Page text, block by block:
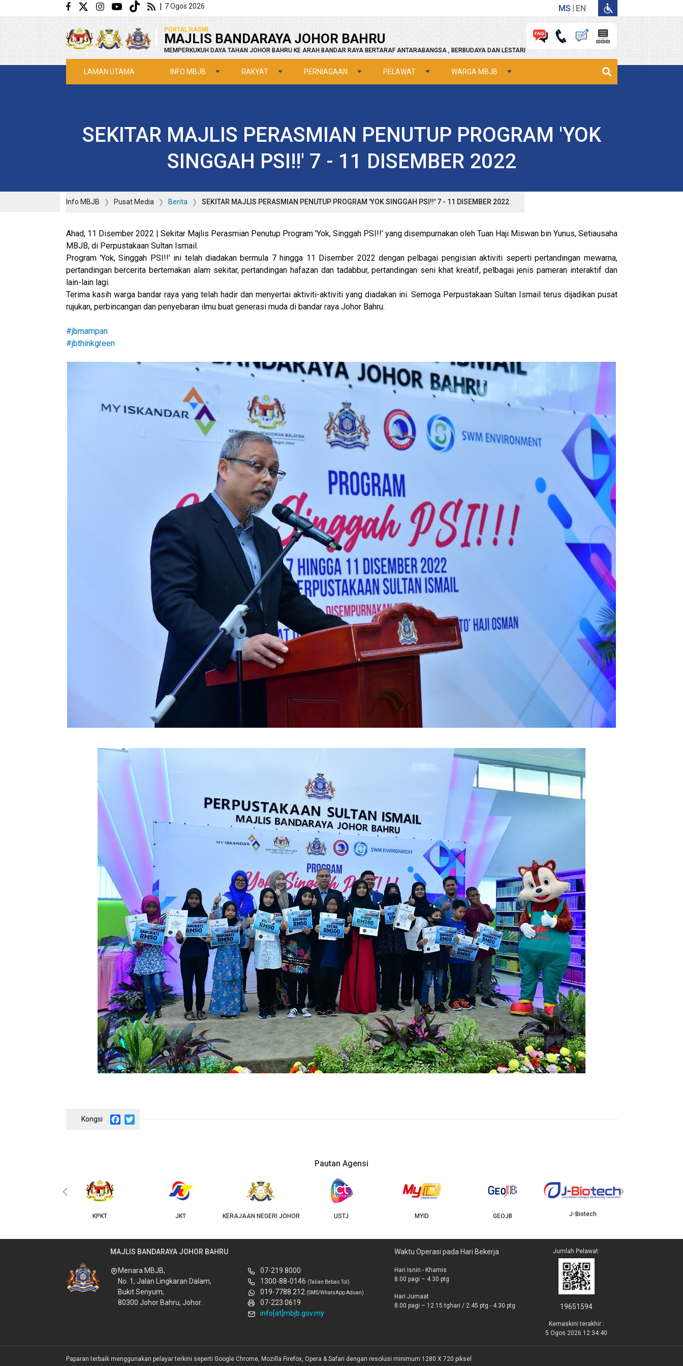
Langkau ke kandungan utama | 7 Ogos 2026 MS EN
PORTAL RASMI
MAJLIS BANDARAYA JOHOR BAHRU
MEMPERKUKUH DAYA TAHAN JOHOR BAHRU KE ARAH BANDAR RAYA BERTARAF ANTARABANGSA , BERBUDAYA DAN LESTARI
LAMAN UTAMA INFO MBJB RAKYAT PERNIAGAAN PELAWAT WARGA MBJB
SEKITAR MAJLIS PERASMIAN PENUTUP PROGRAM 'YOK
SINGGAH PSI!!' 7 - 11 DISEMBER 2022
Info MBJB Pusat Media Berita SEKITAR MAJLIS PERASMIAN PENUTUP PROGRAM 'YOK SINGGAH PSI!!' 7 - 11 DISEMBER 2022
Ahad, 11 Disember 2022 | Sekitar Majlis Perasmian Penutup Program 'Yok, Singgah PSI!!' yang disempurnakan oleh Tuan Haji Miswan bin Yunus, Setiausaha
MBJB, di Perpustakaan Sultan Ismail.
Program 'Yok, Singgah PSI!!' ini telah diadakan bermula 7 hingga 11 Disember 2022 dengan pelbagai pengisian aktiviti seperti pertandingan mewarna,
pertandingan bercerita bertemakan alam sekitar, pertandingan hafazan dan tadabbur, pertandingan seni khat kreatif, pelbagai jenis pameran interaktif dan
lain-lain lagi.
Terima kasih warga bandar raya yang telah hadir dan menyertai aktiviti-aktiviti yang diadakan ini. Semoga Perpustakaan Sultan Ismail terus dijadikan pusat
rujukan, perbincangan dan penyebaran ilmu buat generasi muda di bandar raya Johor Bahru.
#jbmampan
#jbthinkgreen
Facebook
Twitter
Pautan Agensi
JKT KERAJAAN NEGERI JOHOR USTJ MYID GEOJB J-Biotech
YBJB
‹ ›
MAJLIS BANDARAYA JOHOR BAHRU
Menara MBJB,
No. 1, Jalan Lingkaran Dalam,
Bukit Senyum,
80300 Johor Bahru, Johor.
07-219 8000
1300-88-0146 (Talian Bebas Tol)
019-7788 212 (SMS/WhatsApp Aduan)
07-223 0619
info[at]mbjb.gov.my
Waktu Operasi pada Hari Bekerja
Hari Isnin - Khamis
8.00 pagi – 4.30 ptg
Hari Jumaat
8.00 pagi – 12.15 tghari / 2.45 ptg - 4.30 ptg
Jumlah Pelawat:
19651594
Kemaskini terakhir :
5 Ogos 2026 12:34:40
Paparan terbaik menggunakan pelayar terkini seperti Google Chrome, Mozilla Firefox, Opera & Safari dengan resolusi minimum 1280 X 720 piksel